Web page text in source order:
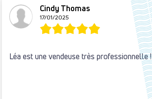
Cindy Thomas
17/01/2025
Léa est une vendeuse très professionnelle !